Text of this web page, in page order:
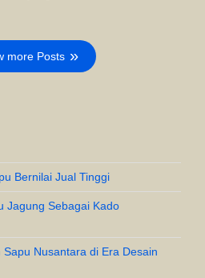
more Posts
Bernilai Jual Tinggi
Jagung Sebagai Kado
Nusantara di Era Desain